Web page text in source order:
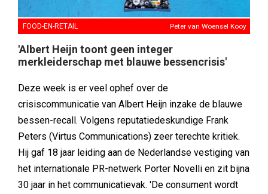
FOOD-EN-RETAIL Peter van Woensel Kooy
'Albert Heijn toont geen integer
merkleiderschap met blauwe bessencrisis'
Deze week is er veel ophef over de
crisiscommunicatie van Albert Heijn inzake de blauwe
bessen-recall. Volgens reputatiedeskundige Frank
Peters (Virtus Communications) zeer terechte kritiek.
Hij gaf 18 jaar leiding aan de Nederlandse vestiging van
het internationale PR-netwerk Porter Novelli en zit bijna
30 jaar in het communicatievak. 'De consument wordt